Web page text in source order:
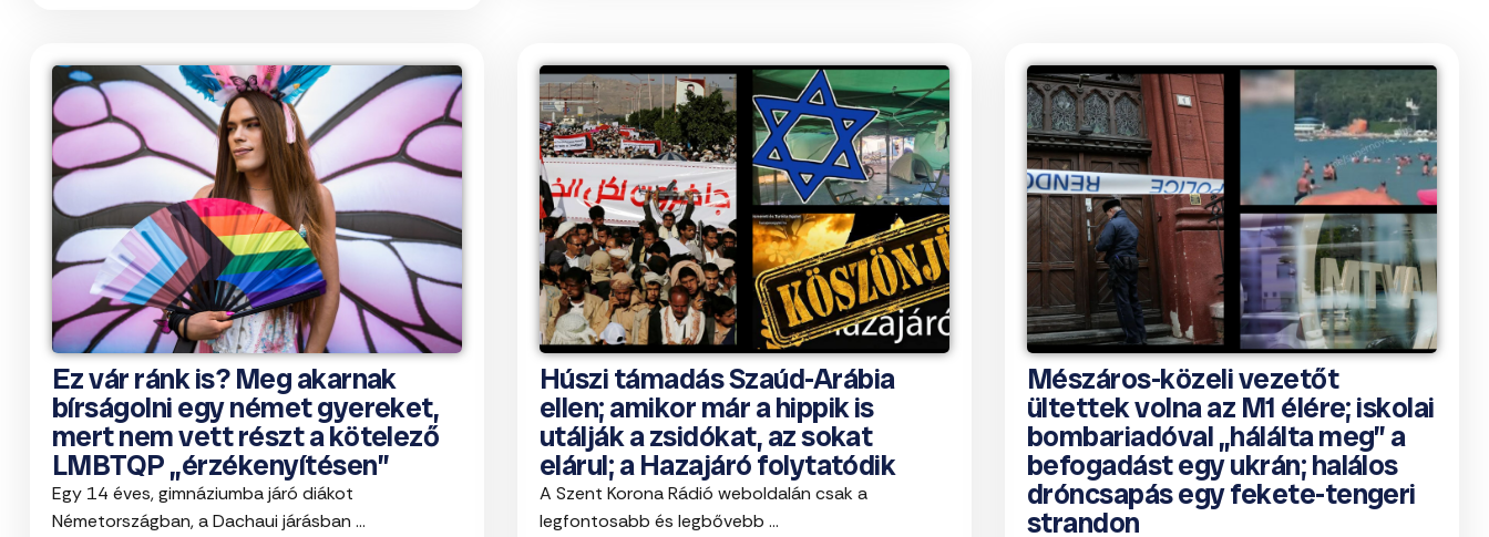
Ez vár ránk is? Meg akarnak
bírságolni egy német gyereket,
mert nem vett részt a kötelező
LMBTQP „érzékenyítésen”
Egy 14 éves, gimnáziumba járó diákot
Németországban, a Dachaui járásban ...
Húszi támadás Szaúd-Arábia
ellen; amikor már a hippik is
utálják a zsidókat, az sokat
elárul; a Hazajáró folytatódik
A Szent Korona Rádió weboldalán csak a
legfontosabb és legbővebb ...
Mészáros-közeli vezetőt
ültettek volna az M1 élére; iskolai
bombariadóval „hálálta meg” a
befogadást egy ukrán; halálos
dróncsapás egy fekete-tengeri
strandon